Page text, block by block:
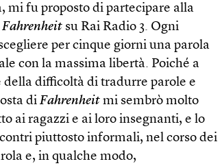
mi fu proposto di partecipare alla
Fahrenheitsu Rai Radio 3. Ogni
per cinque giorni una parola
con la massima libertà. Poiché a
della difficoltà di tradurre parole e
di Fahrenheitmi sembrò molto
ai ragazzi e ai loro insegnanti, e lo
piuttosto informali, nel corso dei
e, in qualche modo,